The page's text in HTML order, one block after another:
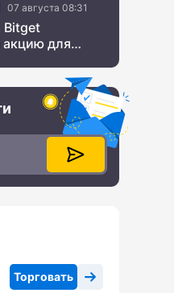
07 августа 08:31
акцию для
Торговать